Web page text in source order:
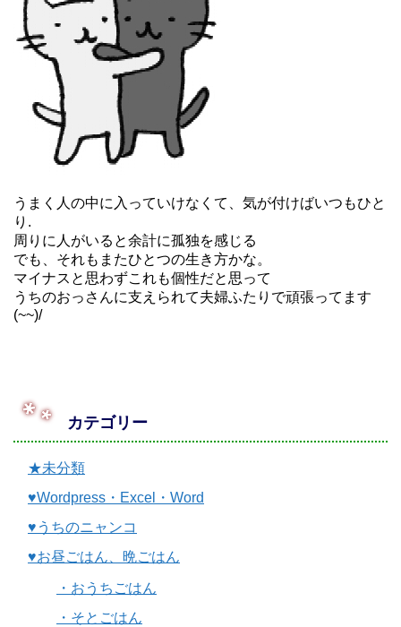
うまく人の中に入っていけなくて、気が付けばいつもひと
り.
周りに人がいると余計に孤独を感じる
でも、それもまたひとつの生き方かな。
マイナスと思わずこれも個性だと思って
うちのおっさんに支えられて夫婦ふたりで頑張ってます
(~~)/
カテゴリー
★未分類
♥Wordpress・Excel・Word
♥うちのニャンコ
♥お昼ごはん、晩ごはん
・おうちごはん
・そとごはん